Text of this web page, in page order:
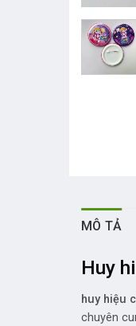
MÔ TẢ
Huy
huy hiệu
chuyên